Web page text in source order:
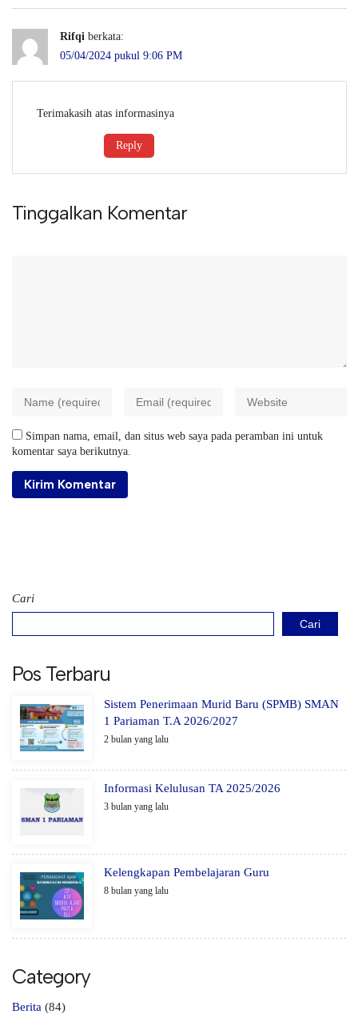
Rifqi berkata:
05/04/2024 pukul 9:06 PM
Terimakasih atas informasinya
Reply
Tinggalkan Komentar
Simpan nama, email, dan situs web saya pada peramban ini untuk
komentar saya berikutnya.
Cari
Cari
Pos Terbaru
Sistem Penerimaan Murid Baru (SPMB) SMAN
1 Pariaman T.A 2026/2027
2 bulan yang lalu
Informasi Kelulusan TA 2025/2026
3 bulan yang lalu
Kelengkapan Pembelajaran Guru
8 bulan yang lalu
Category
Berita (84)